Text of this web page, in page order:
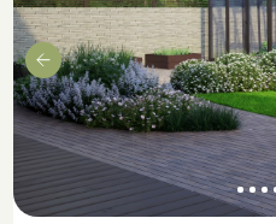
Вы не так давно
ландшафтным дизайном,
глубже погрузиться в эту